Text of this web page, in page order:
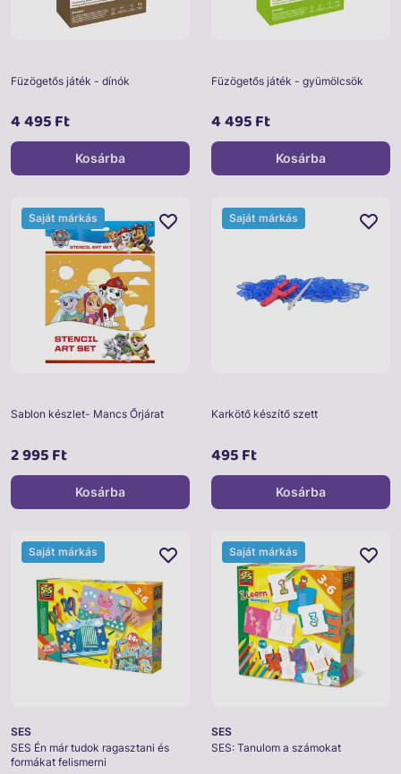
Füzögetős játék - dínók
4 495 Ft
Kosárba
Füzögetős játék - gyümölcsök
4 495 Ft
Kosárba
Sablon készlet- Mancs Őrjárat
2 995 Ft
Saját márkás
Kosárba
Karkötő készítő szett
495 Ft
Saját márkás
Kosárba
SES
SES Én már tudok ragasztani és
formákat felismerni
Saját márkás
SES
SES: Tanulom a számokat
Saját márkás